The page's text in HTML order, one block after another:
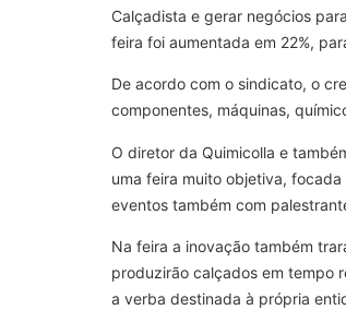
Calçadista e gerar negócios
feira foi aumentada em 22%,
De acordo com o sindicato, o
componentes, máquinas,
O diretor da Quimicolla e
uma feira muito objetiva,
eventos também com
Na feira a inovação também
produzirão calçados em tempo
a verba destinada à própria